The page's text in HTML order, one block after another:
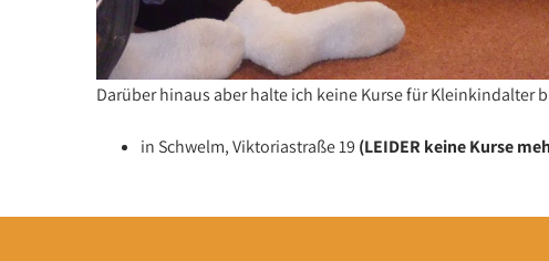
Darüber hinaus aber halte ich keine Kurse für
in Schwelm, Viktoriastraße 19 (LEIDER keine Kurse